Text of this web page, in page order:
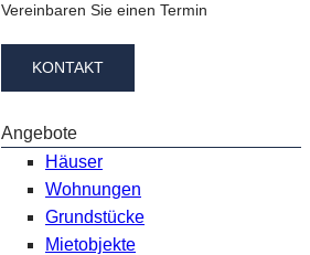
Vereinbaren Sie einen Termin
KONTAKT
Angebote
Häuser
Wohnungen
Grundstücke
Mietobjekte